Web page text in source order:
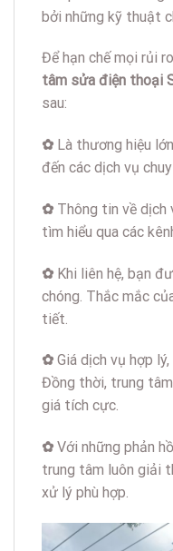
bởi những kỹ thuật
Để hạn chế mọi rủi
tâm sửa điện thoại
sau:
✿ Là thương hiệu
đến các dịch vụ
✿ Thông tin về dịch
tìm hiểu qua các
✿ Khi liên hệ, bạn
chóng. Thắc mắc
tiết.
✿ Giá dịch vụ hợp
Đồng thời, trung
giá tích cực.
✿ Với những phản
trung tâm luôn giải
xử lý phù hợp.